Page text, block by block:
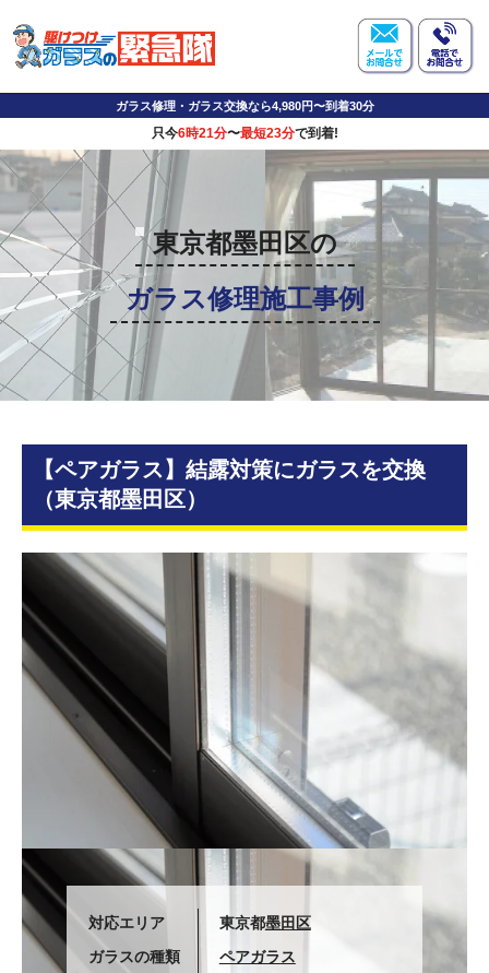
ガラス修理・ガラス交換なら4,980円〜到着30分
只今6時21分〜最短23分で到着!
東京都墨田区の
ガラス修理施工事例
【ペアガラス】結露対策にガラスを交換
（東京都墨田区）
対応エリア 東京都墨田区
ガラスの種類
ペアガラス